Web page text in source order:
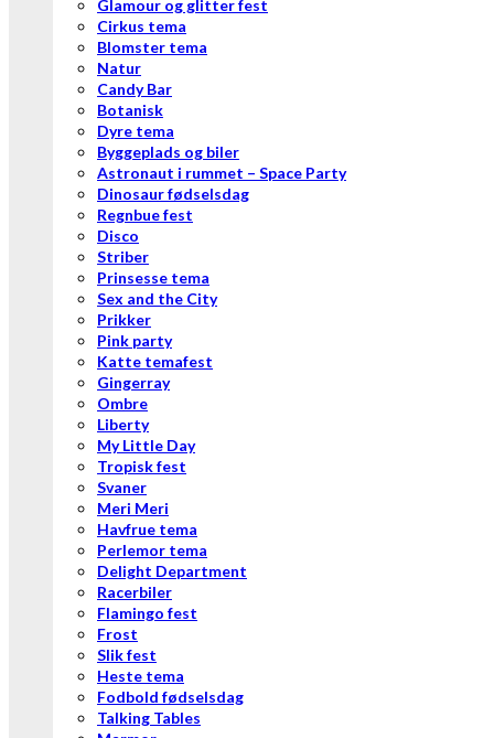
Glamour og glitter fest
Cirkus tema
Blomster tema
Natur
Candy Bar
Botanisk
Dyre tema
Byggeplads og biler
Astronaut i rummet – Space Party
Dinosaur fødselsdag
Regnbue fest
Disco
Striber
Prinsesse tema
Sex and the City
Prikker
Pink party
Katte temafest
Gingerray
Ombre
Liberty
My Little Day
Tropisk fest
Svaner
Meri Meri
Havfrue tema
Perlemor tema
Delight Department
Racerbiler
Flamingo fest
Frost
Slik fest
Heste tema
Fodbold fødselsdag
Talking Tables